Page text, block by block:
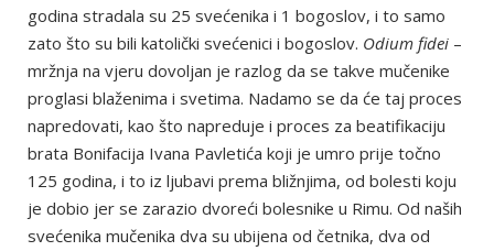
godina stradala su 25 svećenika i 1 bogoslov, i to samo
zato što su bili katolički svećenici i bogoslov. Odium fidei –
mržnja na vjeru dovoljan je razlog da se takve mučenike
proglasi blaženima i svetima. Nadamo se da će taj proces
napredovati, kao što napreduje i proces za beatifikaciju
brata Bonifacija Ivana Pavletića koji je umro prije točno
125 godina, i to iz ljubavi prema bližnjima, od bolesti koju
je dobio jer se zarazio dvoreći bolesnike u Rimu. Od naših
svećenika mučenika dva su ubijena od četnika, dva od